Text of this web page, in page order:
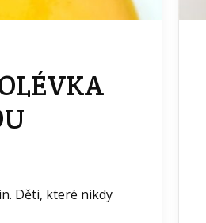
Děti, které nikdy